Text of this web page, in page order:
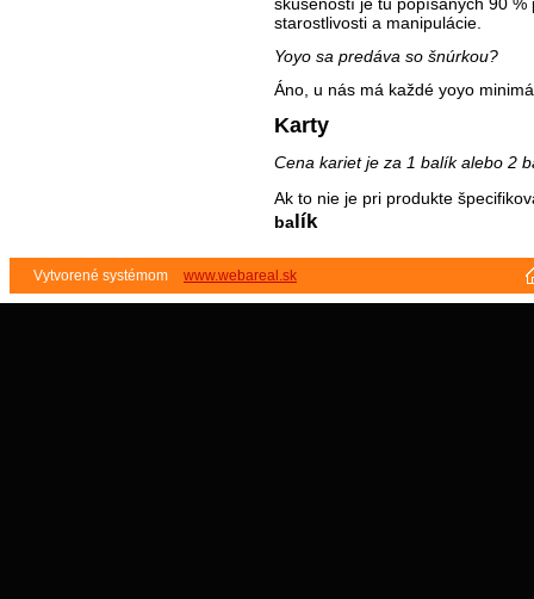
starostlivosti a manipulácie.
Yoyo sa predáva so šnúrkou?
Áno, u nás má každé yoyo
Karty
Cena kariet je za 1 balík alebo 2
Ak to nie je pri produkte
ba lík
Vytvorené systémom www.webareal.sk